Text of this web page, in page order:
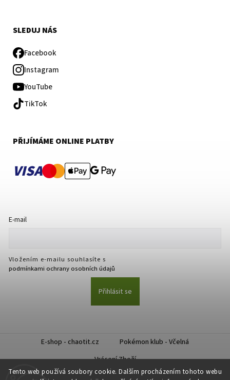
Tento web používá soubory cookie. Dalším procházením tohoto webu
SLEDUJ NÁS
Facebook
Instagram
YouTube
TikTok
PŘIJÍMÁME ONLINE PLATBY
VISA
E-mail
Vložením e-mailu souhlasíte s
podmínkami ochrany osobních údajů
Přihlásit se
E-shop - chaotit.cz
Pokémon klub - Včelná
Vrácení Zboží